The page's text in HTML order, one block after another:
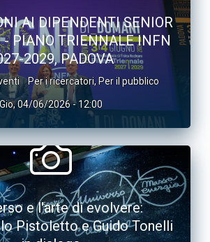
AI DIPENDENTI SENIOR
- PIANO TRIENNALE INFN
2029, PADOVA
Per i ricercatori, Per il pubblico
Gio, 04/06/2026 - 12:00
e l'arte di evolvere:
Pistoletto e Guido Tonelli